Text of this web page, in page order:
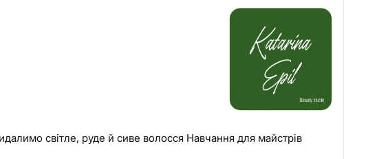
світле, руде й сиве волосся Навчання для майстрів